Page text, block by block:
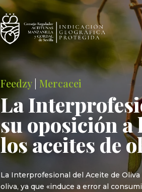
Feedzy|Mercacei
La
su oposición
los aceites de
La Interprofesional del Aceite de
oliva, ya que «induce a error al